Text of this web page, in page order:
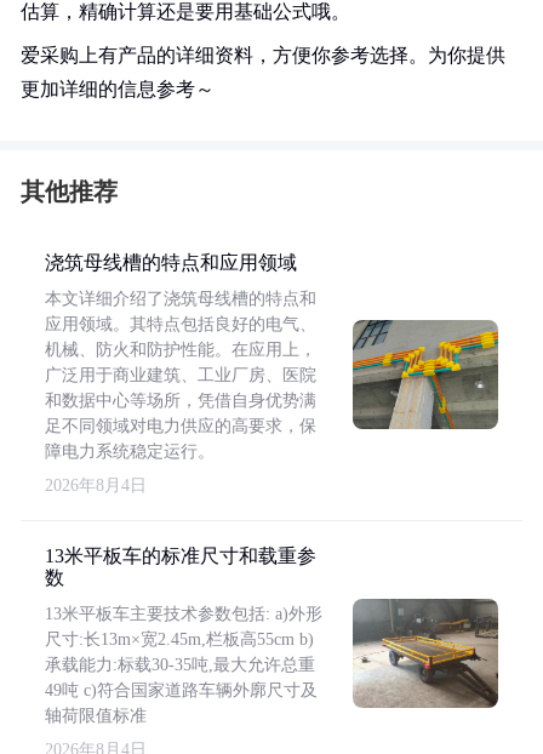
估算，精确计算还是要用基础公式哦。
爱采购上有产品的详细资料，方便你参考选择。为你提供
更加详细的信息参考～
其他推荐
浇筑母线槽的特点和应用领域
本文详细介绍了浇筑母线槽的特点和
应用领域。其特点包括良好的电气、
机械、防火和防护性能。在应用上，
广泛用于商业建筑、工业厂房、医院
和数据中心等场所，凭借自身优势满
足不同领域对电力供应的高要求，保
障电力系统稳定运行。
2026年8月4日
13米平板车的标准尺寸和载重参
数
13米平板车主要技术参数包括: a)外形
尺寸:长13m×宽2.45m,栏板高55cm b)
承载能力:标载30-35吨,最大允许总重
49吨 c)符合国家道路车辆外廓尺寸及
轴荷限值标准
2026年8月4日